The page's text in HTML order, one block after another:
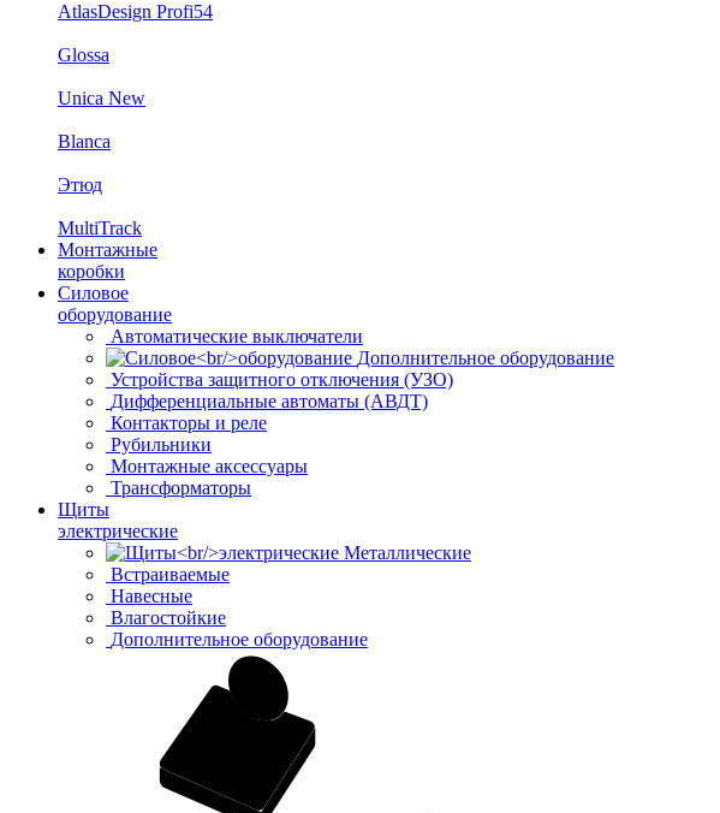
AtlasDesign Profi54
Glossa
Unica New
Blanca
Этюд
MultiTrack
Монтажные
коробки
Силовое
оборудование
Автоматические выключатели
Дополнительное оборудование
Устройства защитного отключения (УЗО)
Дифференциальные автоматы (АВДТ)
Контакторы и реле
Рубильники
Монтажные аксессуары
Трансформаторы
Щиты
электрические
Металлические
Встраиваемые
Навесные
Влагостойкие
Дополнительное оборудование